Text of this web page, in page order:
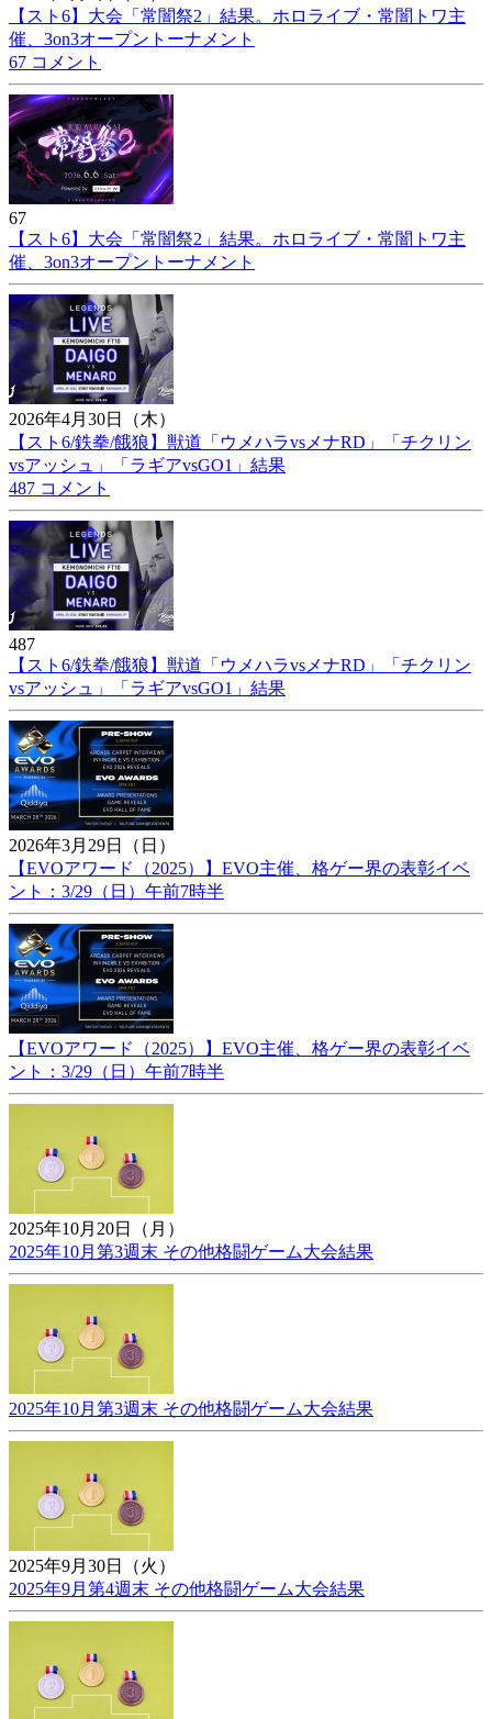
【スト6】大会「常闇祭2」結果。ホロライブ・常闇トワ主
催、3on3オープントーナメント
67 コメント
67
【スト6】大会「常闇祭2」結果。ホロライブ・常闇トワ主
催、3on3オープントーナメント
2026年4月30日（木）
【スト6/鉄拳/餓狼】獣道「ウメハラvsメナRD」「チクリン
vsアッシュ」「ラギアvsGO1」結果
487 コメント
487
【スト6/鉄拳/餓狼】獣道「ウメハラvsメナRD」「チクリン
vsアッシュ」「ラギアvsGO1」結果
2026年3月29日（日）
【EVOアワード（2025）】EVO主催、格ゲー界の表彰イベ
ント：3/29（日）午前7時半
【EVOアワード（2025）】EVO主催、格ゲー界の表彰イベ
ント：3/29（日）午前7時半
2025年10月20日（月）
2025年10月第3週末 その他格闘ゲーム大会結果
2025年10月第3週末 その他格闘ゲーム大会結果
2025年9月30日（火）
2025年9月第4週末 その他格闘ゲーム大会結果